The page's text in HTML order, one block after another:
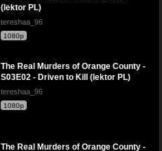
(lektor PL)
tereshaa_96
1080p
The Real Murders of Orange County -
S03E02 - Driven to Kill (lektor PL)
tereshaa_96
1080p
The Real Murders of Orange County -